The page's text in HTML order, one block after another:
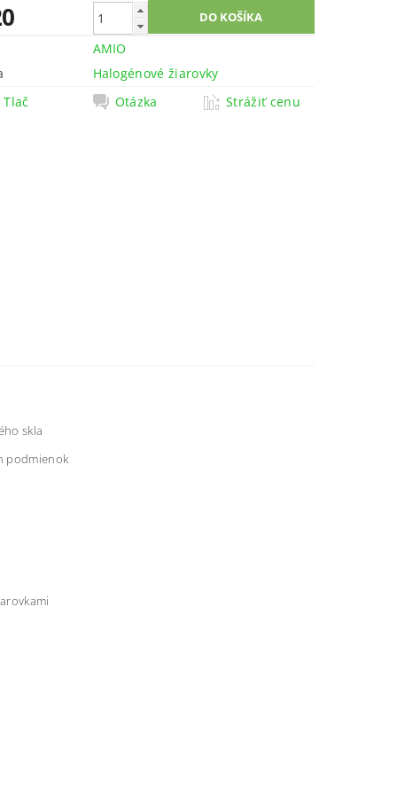
AMIO
Halogénové žiarovky
Tlač
Otázka Strážiť cenu
skla
podmienok